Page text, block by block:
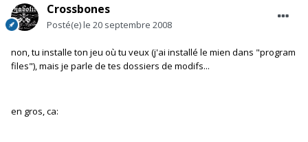
Crossbones
Posté(e)le 20 septembre 2008
non, tu installe ton jeu où tu veux (j'ai installé le mien dans "program
files"), mais je parle de tes dossiers de modifs...
en gros, ca: